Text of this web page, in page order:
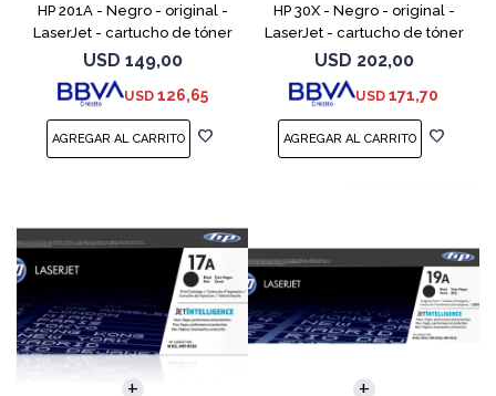
HP 201A - Negro - original -
LaserJet - cartucho de tóner
(CF400A) - para Color
LaserJet Pro M252dn,
M252dw, M252n, MFP M277c6,
USD 149,00
USD 126,65
HP 30X - Negro - original -
LaserJet - cartucho de tóner
(CF230X) - para LaserJet Pro
M203d, M203dn, M203dw, MFP
M227fdn, MFP M2
USD 202,00
USD 171,70